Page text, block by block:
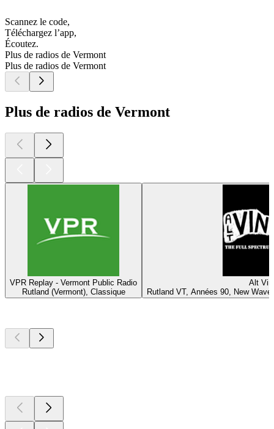
Scannez le code,
Téléchargez l’app,
Écoutez.
Plus de radios de Vermont
Plus de radios de Vermont
Plus de radios de Vermont
VPR Replay - Vermont Public Radio
Rutland (Vermont), Classique
Alt
Rutland VT, Années 90, New